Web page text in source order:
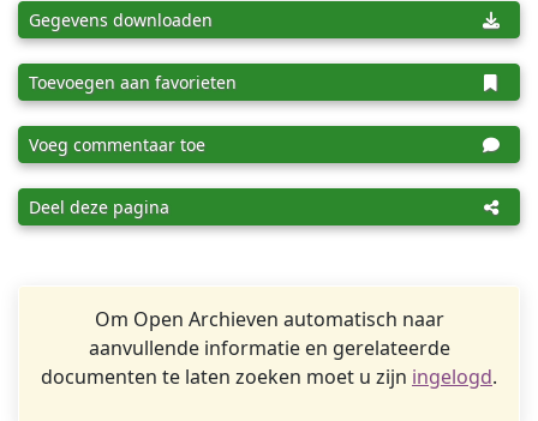
Gegevens downloaden
Toevoegen aan favorieten
Voeg commentaar toe
Deel deze pagina
Om Open Archieven automatisch naar
aanvullende informatie en gerelateerde
documenten te laten zoeken moet u zijn ingelogd.